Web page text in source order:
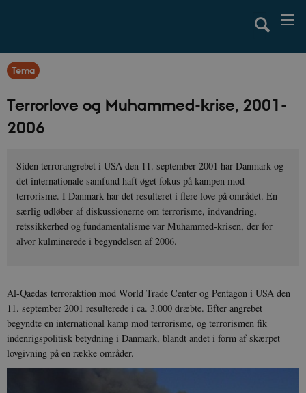
Tema
Terrorlove og Muhammed-krise, 2001-
2006
Siden terrorangrebet i USA den 11. september 2001 har Danmark og
det internationale samfund haft øget fokus på kampen mod
terrorisme. I Danmark har det resulteret i flere love på området. En
særlig udløber af diskussionerne om terrorisme, indvandring,
retssikkerhed og fundamentalisme var Muhammed-krisen, der for
alvor kulminerede i begyndelsen af 2006.
Al-Qaedas terroraktion mod World Trade Center og Pentagon i USA den
11. september 2001 resulterede i ca. 3.000 dræbte. Efter angrebet
begyndte en international kamp mod terrorisme, og terrorismen fik
indenrigspolitisk betydning i Danmark, blandt andet i form af skærpet
lovgivning på en række områder.